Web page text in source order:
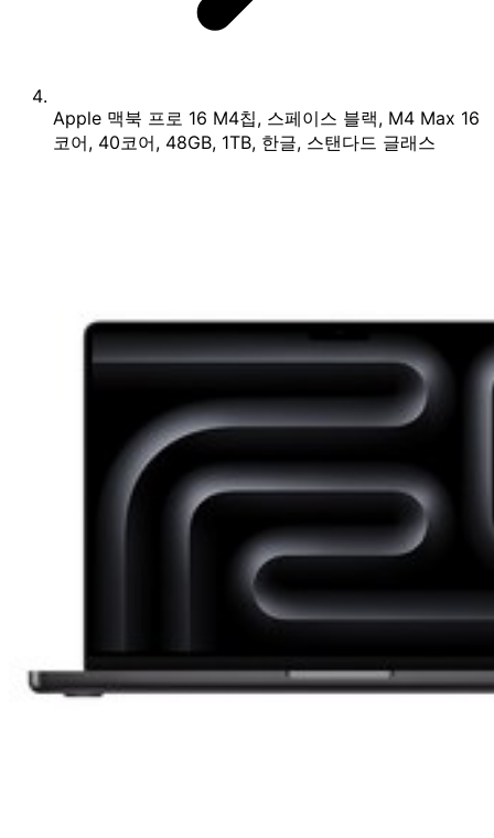
Apple 맥북 프로 16 M4칩, 스페이스 블랙, M4 Max 16
코어, 40코어, 48GB, 1TB, 한글, 스탠다드 글래스